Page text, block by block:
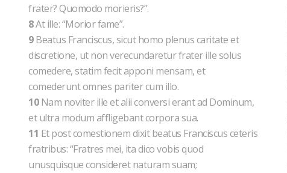
frater? Quomodo morieris?”.
8At ille: “Morior fame”.
9Beatus Franciscus, sicut homo plenus caritate et
discretione, ut non verecundaretur frater ille solus
comedere, statim fecit apponi mensam, et
comederunt omnes pariter cum illo.
10Nam noviter ille et alii conversi erant ad Dominum,
et ultra modum affligebant corpora sua.
11 Et post comestionem dixit beatus Franciscus ceteris
fratribus: “Fratres mei, ita dico vobis quod
unusquisque consideret naturam suam;